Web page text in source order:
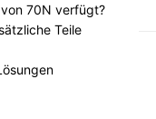
70N verfügt?
Teile